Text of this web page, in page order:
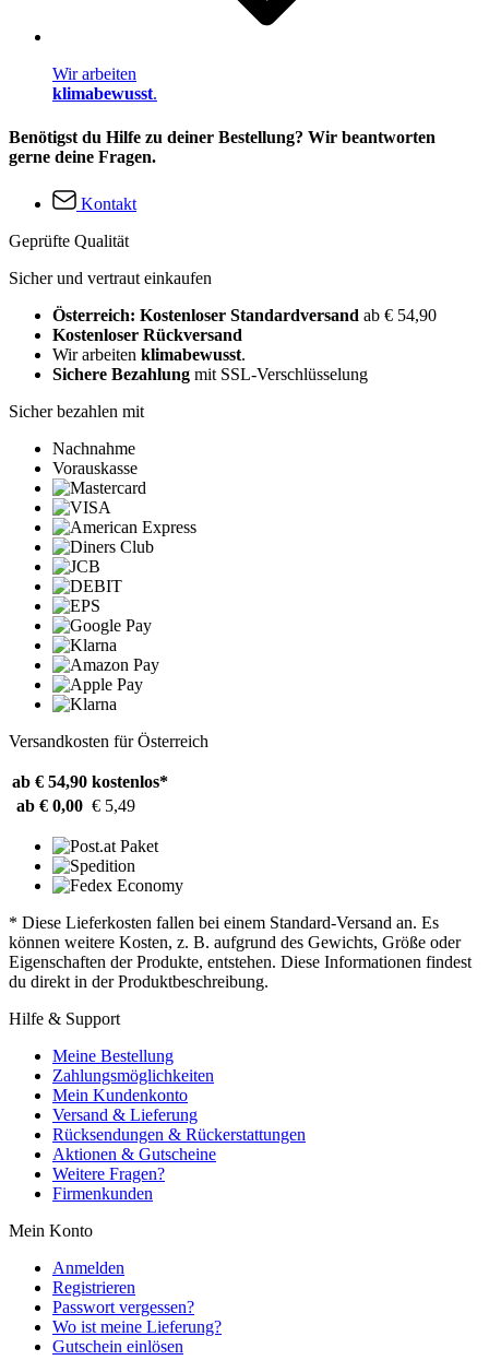
Wir arbeiten
klimabewusst.
Benötigst du Hilfe zu deiner Bestellung? Wir beantworten
gerne deine Fragen.
Kontakt
Geprüfte Qualität
Sicher und vertraut einkaufen
Österreich: Kostenloser Standardversand ab € 54,90
Kostenloser Rückversand
Wir arbeiten klimabewusst.
Sichere Bezahlung mit SSL-Verschlüsselung
Sicher bezahlen mit
Nachnahme
Vorauskasse
Versandkosten für Österreich
ab € 54,90 kostenlos*
ab € 0,00 € 5,49
* Diese Lieferkosten fallen bei einem Standard-Versand an. Es
können weitere Kosten, z. B. aufgrund des Gewichts, Größe oder
Eigenschaften der Produkte, entstehen. Diese Informationen findest
du direkt in der Produktbeschreibung.
Hilfe & Support
Meine Bestellung
Zahlungsmöglichkeiten
Mein Kundenkonto
Versand & Lieferung
Rücksendungen & Rückerstattungen
Aktionen & Gutscheine
Weitere Fragen?
Firmenkunden
Mein Konto
Anmelden
Registrieren
Passwort vergessen?
Wo ist meine Lieferung?
Gutschein einlösen